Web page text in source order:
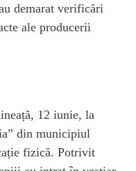
demarat verificări
ale producerii
12 iunie, la
din municipiul
fizică. Potrivit